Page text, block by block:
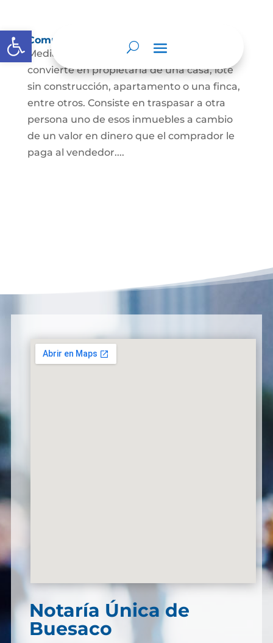
Abrir barra de herramientas
Compraventa de inmuebles
Mediante este contrato, una persona se
convierte en propietaria de una casa, lote
sin construcción, apartamento o una finca,
entre otros. Consiste en traspasar a otra
persona uno de esos inmuebles a cambio
de un valor en dinero que el comprador le
paga al vendedor....
Notaría Única de
Buesaco